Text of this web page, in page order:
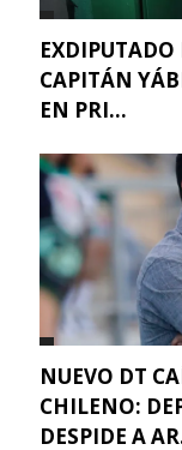
CAPITÁN
EN PRI...
NUEVO DT
CHILENO:
DESPIDE A